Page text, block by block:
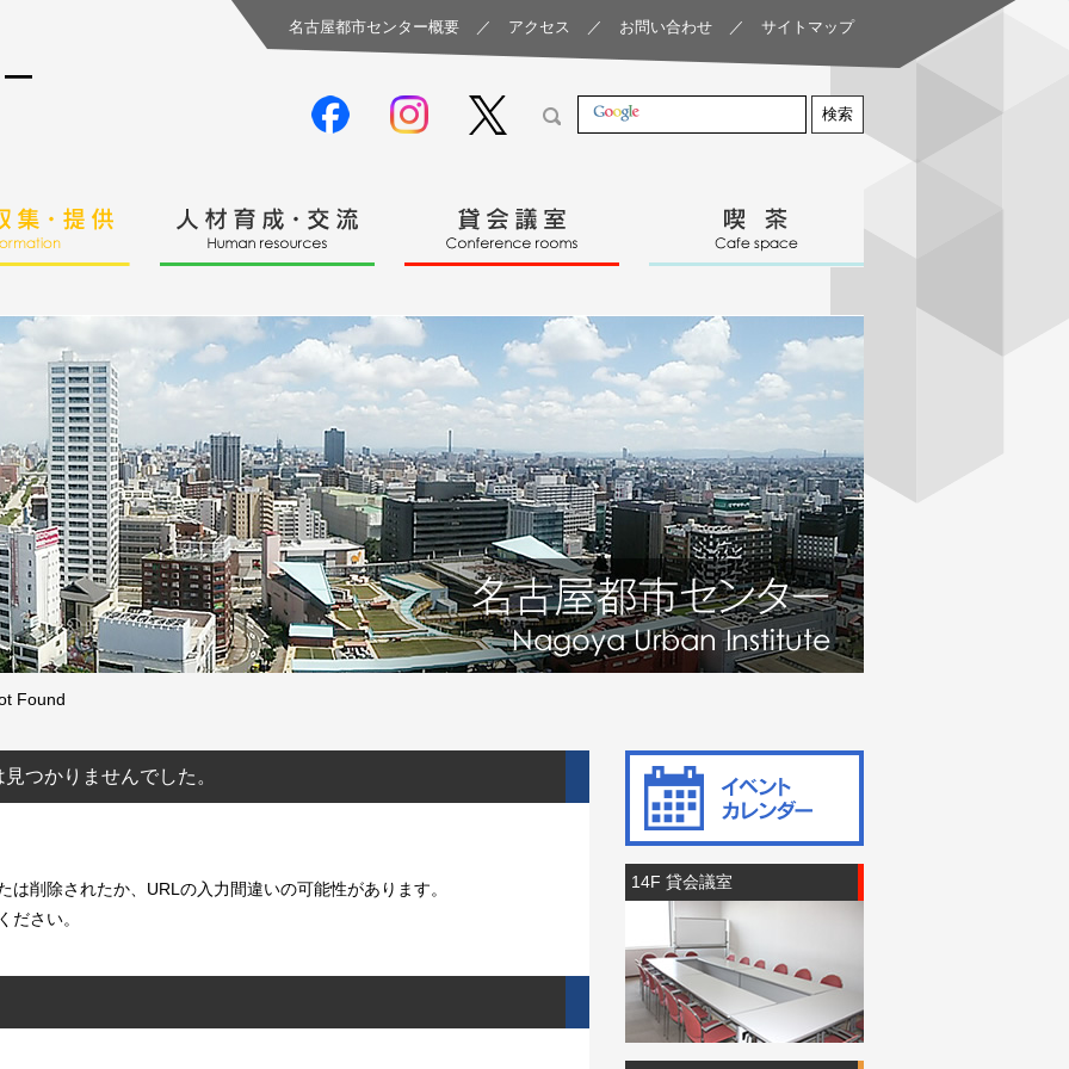
名古屋都市センター概要 ／ アクセス ／ お問い合わせ ／ サイトマップ
Found
14F 貸会議室
つかりませんでした。
削除されたか、URLの入力間違いの可能性があります。
ださい。